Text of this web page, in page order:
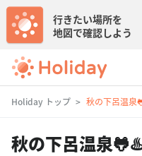
行きたい場所を
地図で確認しよう
Holiday トップ 秋の下呂温泉
秋の下呂温泉